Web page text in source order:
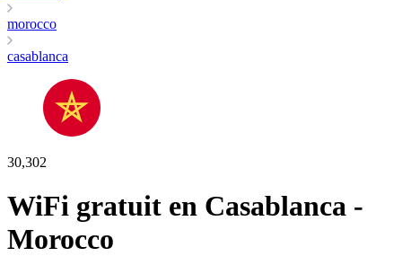
morocco
casablanca
30,302
WiFi gratuit en Casablanca -
Morocco